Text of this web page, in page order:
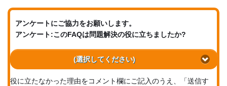
アンケートにご協力をお願いします。
アンケート:このFAQは問題解決の役に立ちましたか?
(選択してください)
役に立たなかった理由をコメント欄にご記入のうえ、「送信す